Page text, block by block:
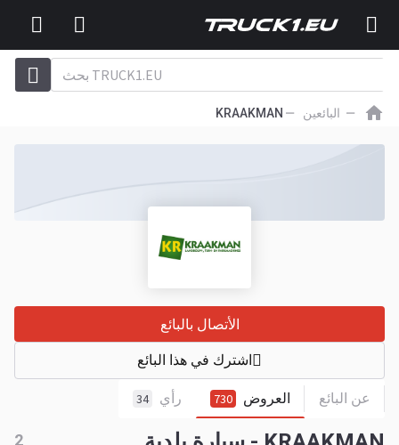
البائعين KRAAKMAN
عن البائع العروض 730 رأي 34
الأتصال بالبائع
اشترك في هذا البائع
2